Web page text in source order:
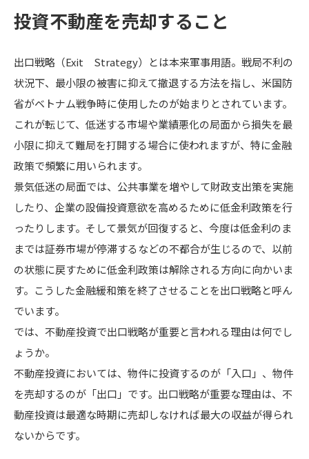
投資不動産を売却すること
出口戦略（Exit Strategy）とは本来軍事用語。戦局不利の
状況下、最小限の被害に抑えて撤退する方法を指し、米国防
省がベトナム戦争時に使用したのが始まりとされています。
これが転じて、低迷する市場や業績悪化の局面から損失を最
小限に抑えて難局を打開する場合に使われますが、特に金融
政策で頻繁に用いられます。
景気低迷の局面では、公共事業を増やして財政支出策を実施
したり、企業の設備投資意欲を高めるために低金利政策を行
ったりします。そして景気が回復すると、今度は低金利のま
までは証券市場が停滞するなどの不都合が生じるので、以前
の状態に戻すために低金利政策は解除される方向に向かいま
す。こうした金融緩和策を終了させることを出口戦略と呼ん
でいます。
では、不動産投資で出口戦略が重要と言われる理由は何でし
ょうか。
不動産投資においては、物件に投資するのが「入口」、物件
を売却するのが「出口」です。出口戦略が重要な理由は、不
動産投資は最適な時期に売却しなければ最大の収益が得られ
ないからです。